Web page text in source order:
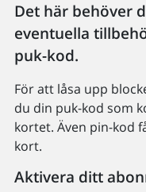
Det här behöver
eventuella
puk-kod.
För att låsa upp
du din puk-kod som
kortet. Även pin-kod
kort.
Aktivera ditt